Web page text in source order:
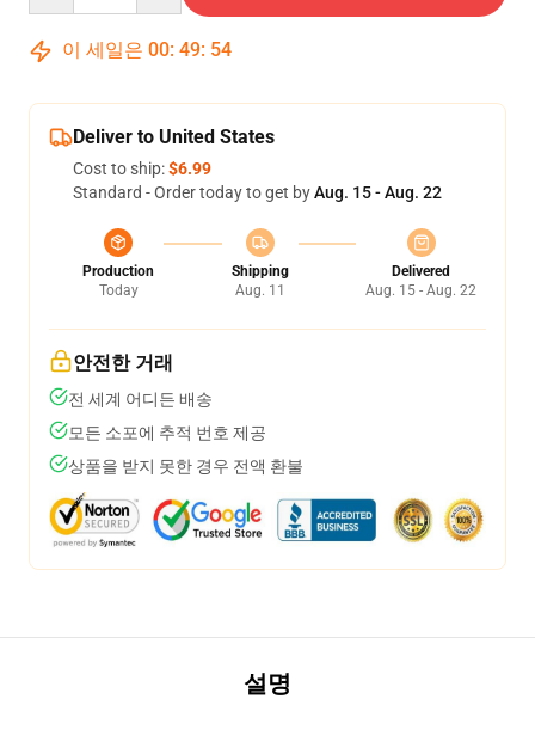
이 세일은 00: 49: 53
Deliver to United States
Cost to ship:$6.99
Standard - Order today to get byAug. 15 - Aug. 22
Production
Today
Shipping
Aug. 11
Delivered
Aug. 15 - Aug. 22
안전한 거래
전 세계 어디든 배송
모든 소포에 추적 번호 제공
상품을 받지 못한 경우 전액 환불
설명